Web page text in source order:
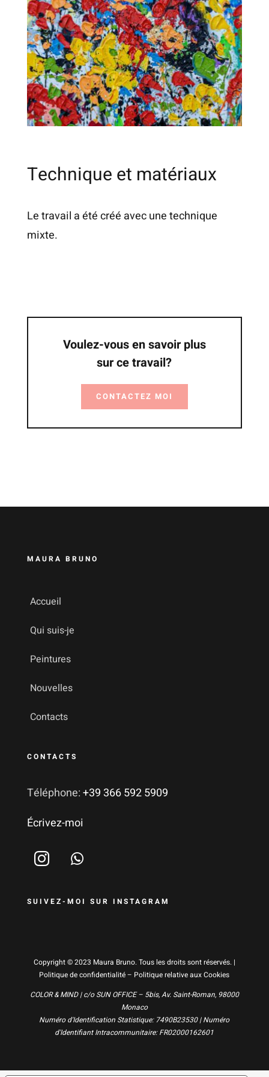
Technique et matériaux
Le travail a été créé avec une technique
mixte.
Voulez-vous en savoir plus
sur ce travail?
CONTACTEZ MOI
MAURA BRUNO
Accueil
Qui suis-je
Peintures
Nouvelles
Contacts
CONTACTS
Téléphone:+39 366 592 5909
Écrivez-moi
SUIVEZ-MOI SUR INSTAGRAM
Copyright © 2023 Maura Bruno. Tous les droits sont réservés. |
Politique de confidentialité– Politique relative aux Cookies
COLOR & MIND | c/o SUN OFFICE – 5bis, Av. Saint-Roman, 98000
Monaco
Numéro d'Identification Statistique: 7490B23530 | Numéro
d'Identifiant Intracommunitaire: FR02000162601